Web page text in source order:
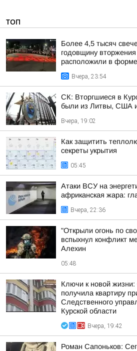
ТОП
Более 4,5 тысяч
годовщину
расположили в форме
Вчера, 23:54
СК: Вторгшиеся в
были из Литвы, США
Вчера, 19:02
Как защитить
секреты укрытия
05:45
Атаки ВСУ на
африканская жара:
Вчера, 22:36
"Открыли огонь по
вспыхнул конфликт
Алехин
05:48
Ключи к новой жизни:
получила квартиру
Следственного
Курской области
Вчера, 19:42
Роман Сапоньков: